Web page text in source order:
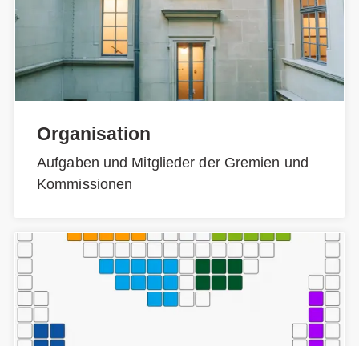
Organisation
Aufgaben und Mitglieder der Gremien und
Kommissionen